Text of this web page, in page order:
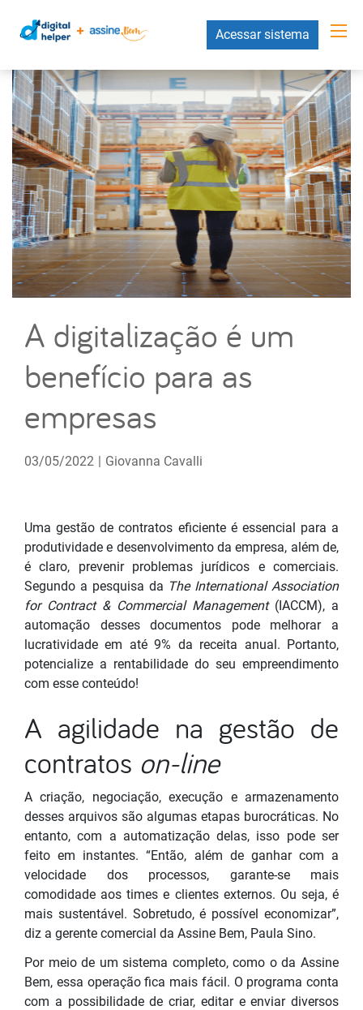
Acessar sistema
A digitalização é um
benefício para as
empresas
03/05/2022 | Giovanna Cavalli
Uma gestão de contratos eficiente é essencial para a
produtividade e desenvolvimento da empresa, além de,
é claro, prevenir problemas jurídicos e comerciais.
Segundo a pesquisa da The International Association
for Contract & Commercial Management (IACCM), a
automação desses documentos pode melhorar a
lucratividade em até 9% da receita anual. Portanto,
potencialize a rentabilidade do seu empreendimento
com esse conteúdo!
A agilidade na gestão de
contratos on-line
A criação, negociação, execução e armazenamento
desses arquivos são algumas etapas burocráticas. No
entanto, com a automatização delas, isso pode ser
feito em instantes. “Então, além de ganhar com a
velocidade dos processos, garante-se mais
comodidade aos times e clientes externos. Ou seja, é
mais sustentável. Sobretudo, é possível economizar”,
diz a gerente comercial da Assine Bem, Paula Sino.
Por meio de um sistema completo, como o da Assine
Bem, essa operação fica mais fácil. O programa conta
com a possibilidade de criar, editar e enviar diversos